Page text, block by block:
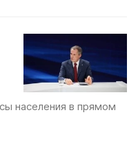
населения в прямом